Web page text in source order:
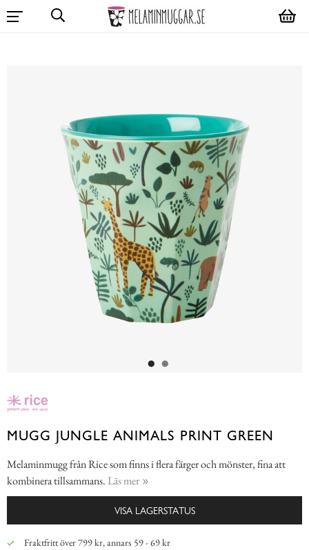
MUGG JUNGLE ANIMALS PRINT GREEN
Melaminmugg från Rice som finns i flera färger och mönster, fina att
kombinera tillsammans. Läs mer
VISA LAGERSTATUS
Fraktfritt över 799 kr, annars 59 - 69 kr